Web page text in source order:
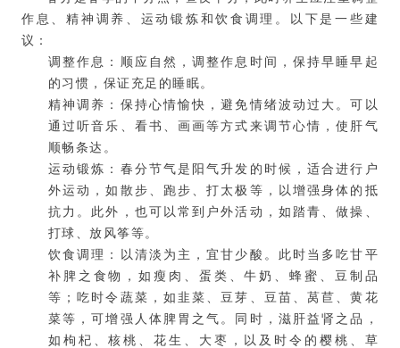
作息、精神调养、运动锻炼和饮食调理。以下是一些建
议：
调整作息：顺应自然，调整作息时间，保持早睡早起
的习惯，保证充足的睡眠。
精神调养：保持心情愉快，避免情绪波动过大。可以
通过听音乐、看书、画画等方式来调节心情，使肝气
顺畅条达。
运动锻炼：春分节气是阳气升发的时候，适合进行户
外运动，如散步、跑步、打太极等，以增强身体的抵
抗力。此外，也可以常到户外活动，如踏青、做操、
打球、放风筝等。
饮食调理：以清淡为主，宜甘少酸。此时当多吃甘平
补脾之食物，如瘦肉、蛋类、牛奶、蜂蜜、豆制品
等；吃时令蔬菜，如韭菜、豆芽、豆苗、莴苣、黄花
菜等，可增强人体脾胃之气。同时，滋肝益肾之品，
如枸杞、核桃、花生、大枣，以及时令的樱桃、草